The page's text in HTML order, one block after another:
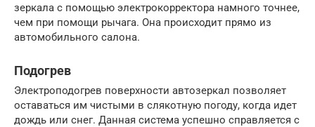
зеркала с помощью электрокорректора намного точнее,
чем при помощи рычага. Она происходит прямо из
автомобильного салона.
Подогрев
Электроподогрев поверхности автозеркал позволяет
оставаться им чистыми в слякотную погоду, когда идет
дождь или снег. Данная система успешно справляется с